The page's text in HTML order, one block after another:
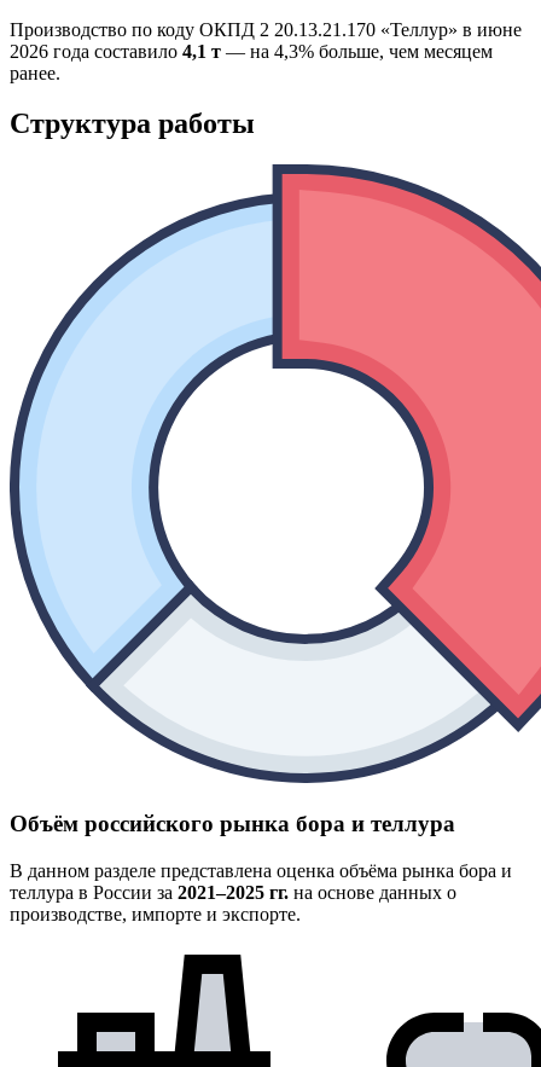
Производство по коду ОКПД 2 20.13.21.170 «Теллур» в июне
2026 года составило 4,1 т — на 4,3% больше, чем месяцем
ранее.
Структура работы
Объём российского рынка бора и теллура
В данном разделе представлена оценка объёма рынка бора и
теллура в России за 2021–2025 гг. на основе данных о
производстве, импорте и экспорте.